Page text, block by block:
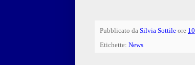
Pubblicato da Silvia Sottile ore
Etichette: News